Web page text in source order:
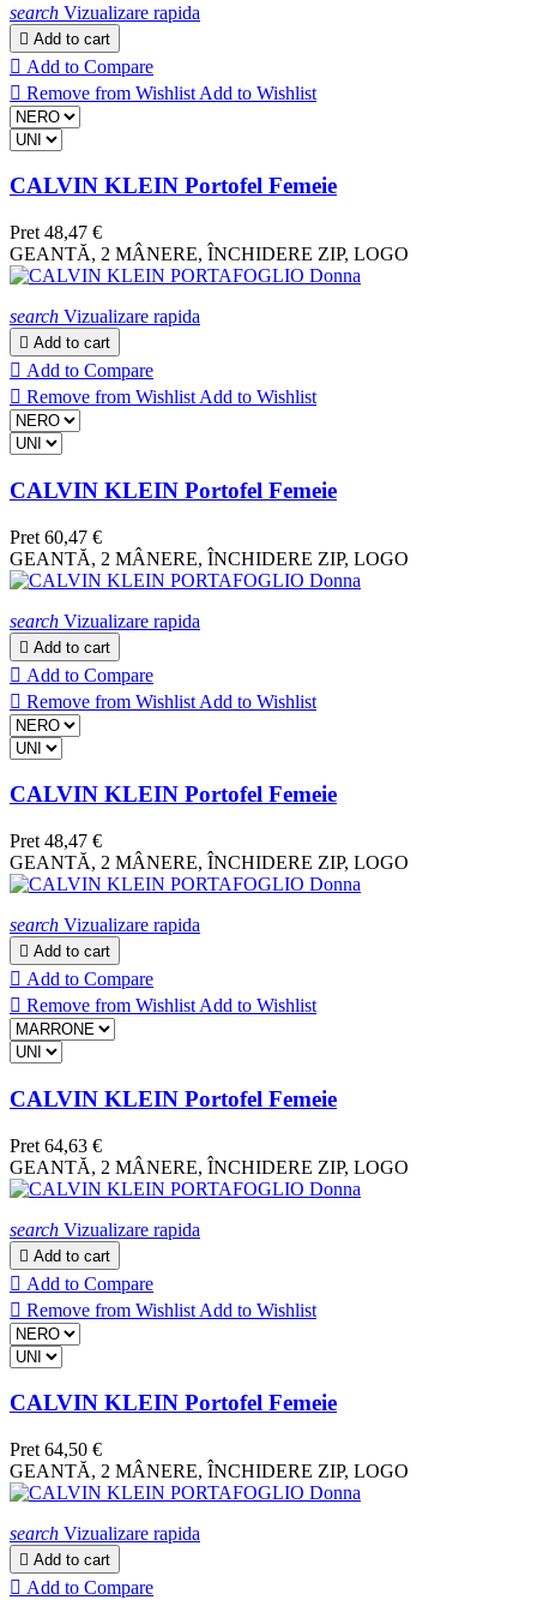
search Vizualizare rapida
 Add to cart
 Add to Compare
 Remove from Wishlist Add to Wishlist
CALVIN KLEIN Portofel Femeie
Pret 48,47 €
GEANTĂ, 2 MÂNERE, ÎNCHIDERE ZIP, LOGO
search Vizualizare rapida
 Add to cart
 Add to Compare
 Remove from Wishlist Add to Wishlist
CALVIN KLEIN Portofel Femeie
Pret 60,47 €
GEANTĂ, 2 MÂNERE, ÎNCHIDERE ZIP, LOGO
search Vizualizare rapida
 Add to cart
 Add to Compare
 Remove from Wishlist Add to Wishlist
CALVIN KLEIN Portofel Femeie
Pret 48,47 €
GEANTĂ, 2 MÂNERE, ÎNCHIDERE ZIP, LOGO
search Vizualizare rapida
 Add to cart
 Add to Compare
 Remove from Wishlist Add to Wishlist
CALVIN KLEIN Portofel Femeie
Pret 64,63 €
GEANTĂ, 2 MÂNERE, ÎNCHIDERE ZIP, LOGO
search Vizualizare rapida
 Add to cart
 Add to Compare
 Remove from Wishlist Add to Wishlist
CALVIN KLEIN Portofel Femeie
Pret 64,50 €
GEANTĂ, 2 MÂNERE, ÎNCHIDERE ZIP, LOGO
search Vizualizare rapida
 Add to cart
 Add to Compare